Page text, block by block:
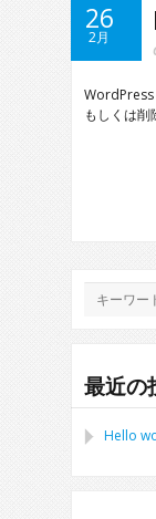
26
2月
WordPress
もしくは削
最近の
Hello